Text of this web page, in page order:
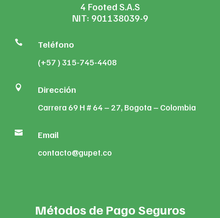
4 Footed S.A.S
NIT: 901138039-9
 Teléfono
(+57 ) 315-745-4408
 Dirección
Carrera 69 H # 64 – 27, Bogota – Colombia
 Email
contacto@gupet.co
Métodos de Pago Seguros